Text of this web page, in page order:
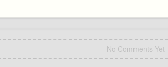
No Comments Yet